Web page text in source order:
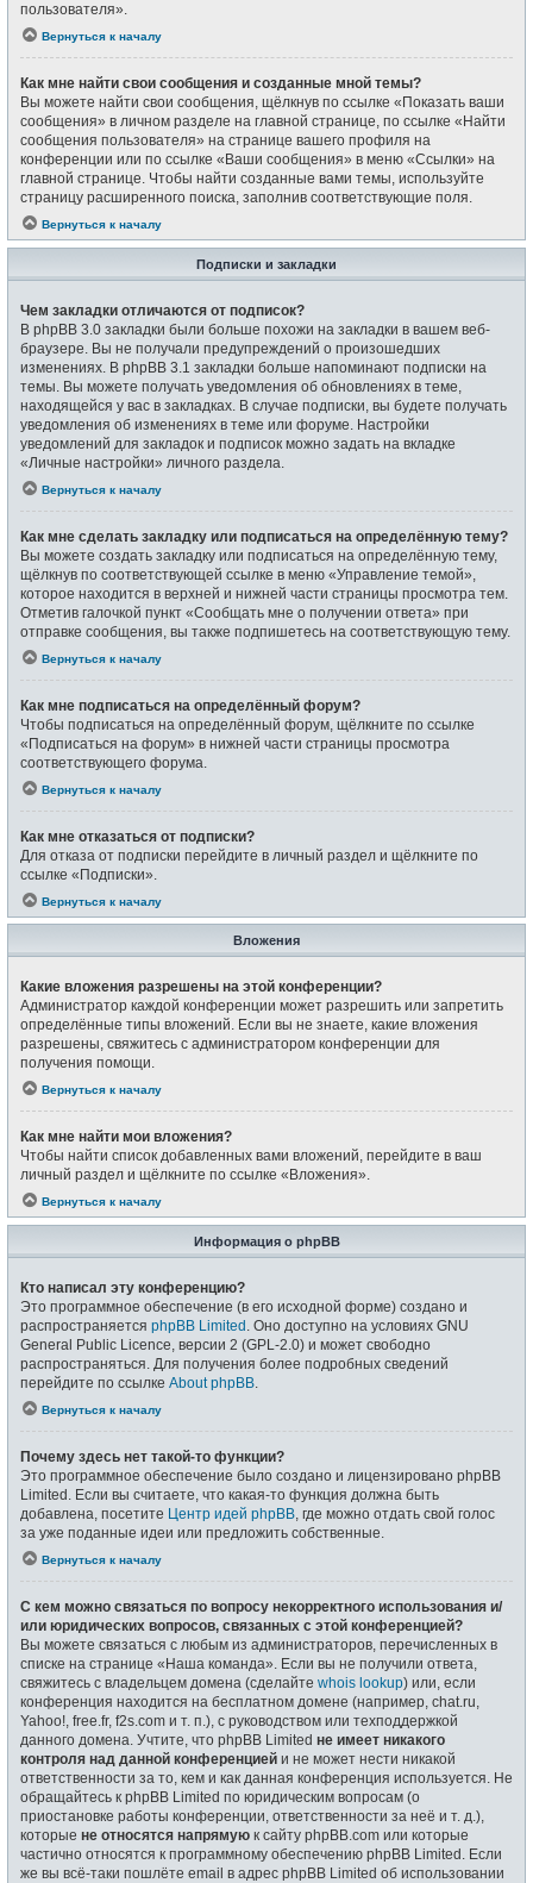
пользователя».
Вернуться к началу
Как мне найти свои сообщения и созданные мной темы?
Вы можете найти свои сообщения, щёлкнув по ссылке «Показать ваши
сообщения» в личном разделе на главной странице, по ссылке «Найти
сообщения пользователя» на странице вашего профиля на
конференции или по ссылке «Ваши сообщения» в меню «Ссылки» на
главной странице. Чтобы найти созданные вами темы, используйте
страницу расширенного поиска, заполнив соответствующие поля.
Вернуться к началу
Подписки и закладки
Чем закладки отличаются от подписок?
В phpBB 3.0 закладки были больше похожи на закладки в вашем веб-
браузере. Вы не получали предупреждений о произошедших
изменениях. В phpBB 3.1 закладки больше напоминают подписки на
темы. Вы можете получать уведомления об обновлениях в теме,
находящейся у вас в закладках. В случае подписки, вы будете получать
уведомления об изменениях в теме или форуме. Настройки
уведомлений для закладок и подписок можно задать на вкладке
«Личные настройки» личного раздела.
Вернуться к началу
Как мне сделать закладку или подписаться на определённую тему?
Вы можете создать закладку или подписаться на определённую тему,
щёлкнув по соответствующей ссылке в меню «Управление темой»,
которое находится в верхней и нижней части страницы просмотра тем.
Отметив галочкой пункт «Сообщать мне о получении ответа» при
отправке сообщения, вы также подпишетесь на соответствующую тему.
Вернуться к началу
Как мне подписаться на определённый форум?
Чтобы подписаться на определённый форум, щёлкните по ссылке
«Подписаться на форум» в нижней части страницы просмотра
соответствующего форума.
Вернуться к началу
Как мне отказаться от подписки?
Для отказа от подписки перейдите в личный раздел и щёлкните по
ссылке «Подписки».
Вернуться к началу
Вложения
Какие вложения разрешены на этой конференции?
Администратор каждой конференции может разрешить или запретить
определённые типы вложений. Если вы не знаете, какие вложения
разрешены, свяжитесь с администратором конференции для
получения помощи.
Вернуться к началу
Как мне найти мои вложения?
Чтобы найти список добавленных вами вложений, перейдите в ваш
личный раздел и щёлкните по ссылке «Вложения».
Вернуться к началу
Информация о phpBB
Кто написал эту конференцию?
Это программное обеспечение (в его исходной форме) создано и
распространяется phpBB Limited . Оно доступно на условиях GNU
General Public Licence, версии 2 (GPL-2.0) и может свободно
распространяться. Для получения более подробных сведений
перейдите по ссылке About phpBB
Вернуться к началу
Почему здесь нет такой-то функции?
Это программное обеспечение было создано и лицензировано phpBB
Limited. Если вы считаете, что какая-то функция должна быть
добавлена, посетите Центр идей phpBB , где можно отдать свой голос
за уже поданные идеи или предложить собственные.
Вернуться к началу
С кем можно связаться по вопросу некорректного использования и/
или юридических вопросов, связанных с этой конференцией?
Вы можете связаться с любым из администраторов, перечисленных в
списке на странице «Наша команда». Если вы не получили ответа,
свяжитесь с владельцем домена (сделайте whois lookup) или, если
конференция находится на бесплатном домене (например, chat.ru,
Yahoo!, free.fr, f2s.com и т. п.), с руководством или техподдержкой
данного домена. Учтите, что phpBB Limited не имеет никакого
контроля над данной конференцией и не может нести никакой
ответственности за то, кем и как данная конференция используется. Не
обращайтесь к phpBB Limited по юридическим вопросам (о
приостановке работы конференции, ответственности за неё и т. д.),
которые не относятся напрямую к сайту phpBB.com или которые
частично относятся к программному обеспечению phpBB Limited. Если
же вы всё-таки пошлёте email в адрес phpBB Limited об использовании